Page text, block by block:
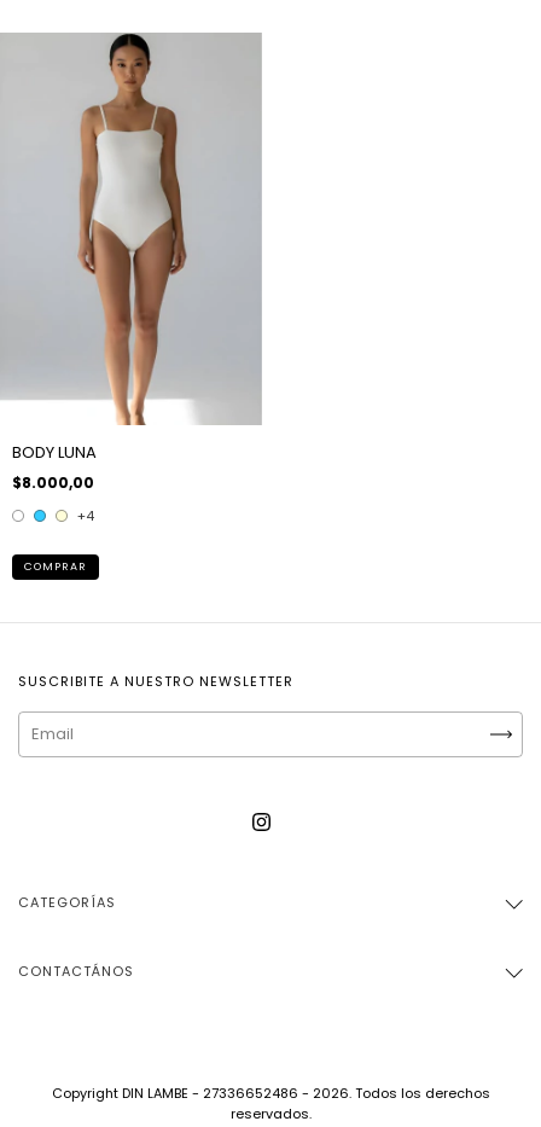
BODY LUNA
$8.000,00
+4
COMPRAR
SUSCRIBITE A NUESTRO NEWSLETTER
CATEGORÍAS
CONTACTÁNOS
Copyright DIN LAMBE - 27336652486 - 2026. Todos los derechos
reservados.